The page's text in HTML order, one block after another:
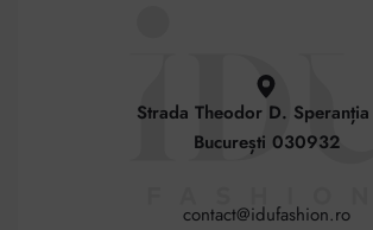
Strada Theodor D.
București 030932
contact@idufashion.ro